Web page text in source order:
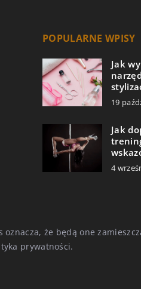
POPULARNE WPISY
Jak
19
Jak
4
że będą one
prywatności.